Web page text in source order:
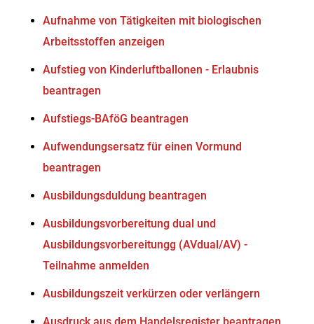
Aufnahme von Tätigkeiten mit biologischen
Arbeitsstoffen anzeigen
Aufstieg von Kinderluftballonen - Erlaubnis
beantragen
Aufstiegs-BAföG beantragen
Aufwendungsersatz für einen Vormund
beantragen
Ausbildungsduldung beantragen
Ausbildungsvorbereitung dual und
Ausbildungsvorbereitungg (AVdual/AV) -
Teilnahme anmelden
Ausbildungszeit verkürzen oder verlängern